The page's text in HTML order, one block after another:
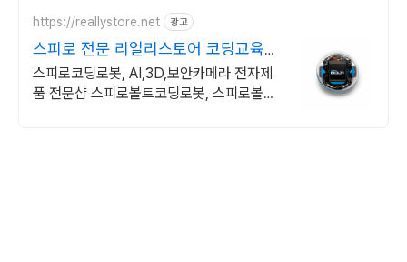
https://reallystore.net 광고
스피로 전문 리얼리스토어 코딩교육을
쉽고 재밌게
스피로코딩로봇, AI,3D,보안카메라 전자제
품 전문샵 스피로볼트코딩로봇, 스피로볼트